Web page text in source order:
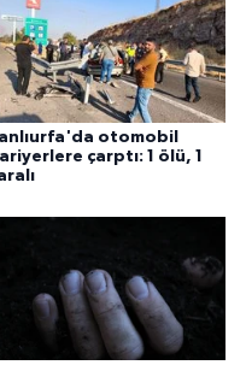
otomobil
çarptı: 1 ölü, 1